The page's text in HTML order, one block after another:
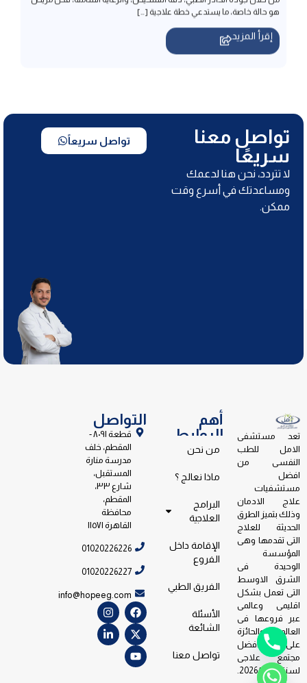
تواصل معنا
سريعًا
لا تتردد، نحن هنا لدعمك
ومساعدتك في أسرع وقت
ممكن.
تواصل سريعاً
تعد مستشفى
الامل للطب
النفسى من
افضل
مستشفيات
علاج الادمان
وذلك بتميز الطرق
الحديثة للعلاج
التى تقدمها وهى
المؤسسة
الوحيدة فى
الشرق الاوسط
التى تعمل بشكل
اقليمى وعالمى
عبر فروعها فى
العالم والحائزة
على جائزة افضل
مجتمع علاجى
لسنة 2026/2023.
أهم
الروابط
من نحن
ماذا نعالج ؟
البرامج
العلاجية
الإقامة داخل
الفروع
الفريق الطبي
الأسئلة
الشائعة
تواصل معنا
التواصل
قطعة ٨٠٩١ -
المقطم، خلف
مدرسة منارة
المستقبل،
شارع ٣٣،
المقطم،
محافظة
القاهرة ١١٥٧١
01020226226
01020226227
info@hopeeg.com